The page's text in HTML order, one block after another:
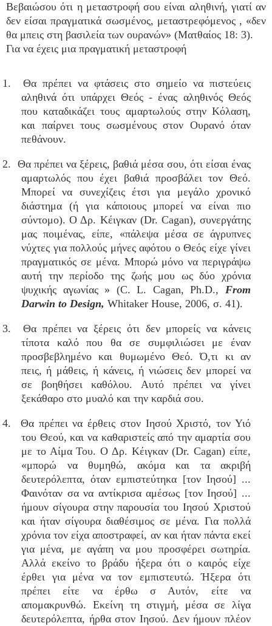
Βεβαιώσου ότι η μεταστροφή σου είναι αληθινή, γιατί αν
δεν είσαι πραγματικά σωσμένος, μεταστρεφόμενος , «δεν
θα μπεις στη βασιλεία των ουρανών» (Ματθαίος 18: 3).
Για να έχεις μια πραγματική μεταστροφή
1. Θα πρέπει να φτάσεις στο σημείο να πιστεύεις
αληθινά ότι υπάρχει Θεός - ένας αληθινός Θεός
που καταδικάζει τους αμαρτωλούς στην Κόλαση,
και παίρνει τους σωσμένους στον Ουρανό όταν
πεθάνουν.
2. Θα πρέπει να ξέρεις, βαθιά μέσα σου, ότι είσαι ένας
αμαρτωλός που έχει βαθιά προσβάλει τον Θεό.
Μπορεί να συνεχίζεις έτσι για μεγάλο χρονικό
διάστημα (ή για κάποιους μπορεί να είναι πιο
σύντομο). Ο Δρ. Κέιγκαν (Dr. Cagan), συνεργάτης
μας ποιμένας, είπε, «πάλεψα μέσα σε άγρυπνες
νύχτες για πολλούς μήνες αφότου ο Θεός είχε γίνει
πραγματικός σε μένα. Μπορώ μόνο να περιγράψω
αυτή την περίοδο της ζωής μου ως δύο χρόνια
ψυχικής αγωνίας » (C. L. Cagan, Ph.D., From
Darwin to Design, Whitaker House, 2006, σ. 41).
3. Θα πρέπει να ξέρεις ότι δεν μπορείς να κάνεις
τίποτα καλό που θα σε συμφιλιώσει με έναν
προσβεβλημένο και θυμωμένο Θεό. Ό,τι κι αν
πεις, ή μάθεις, ή κάνεις, ή νιώσεις δεν μπορεί να
σε βοηθήσει καθόλου. Αυτό πρέπει να γίνει
ξεκάθαρο στο μυαλό και την καρδιά σου.
4. Θα πρέπει να έρθεις στον Ιησού Χριστό, τον Υιό
του Θεού, και να καθαριστείς από την αμαρτία σου
με το Αίμα Του. Ο Δρ. Κέιγκαν (Dr. Cagan) είπε,
«μπορώ να θυμηθώ, ακόμα και τα ακριβή
δευτερόλεπτα, όταν εμπιστεύτηκα [τον Ιησού] ...
Φαινόταν σα να αντίκρισα αμέσως [τον Ιησού] ...
ήμουν σίγουρα στην παρουσία του Ιησού Χριστού
και ήταν σίγουρα διαθέσιμος σε μένα. Για πολλά
χρόνια τον είχα αποστραφεί, αν και ήταν πάντα εκεί
για μένα, με αγάπη να μου προσφέρει σωτηρία.
Αλλά εκείνο το βράδυ ήξερα ότι ο καιρός είχε
έρθει για μένα να τον εμπιστευτώ. Ήξερα ότι
πρέπει είτε να έρθω σ Αυτόν, είτε να
απομακρυνθώ. Εκείνη τη στιγμή, μέσα σε λίγα
δευτερόλεπτα, ήρθα στον Ιησού. Δεν ήμουν πλέον